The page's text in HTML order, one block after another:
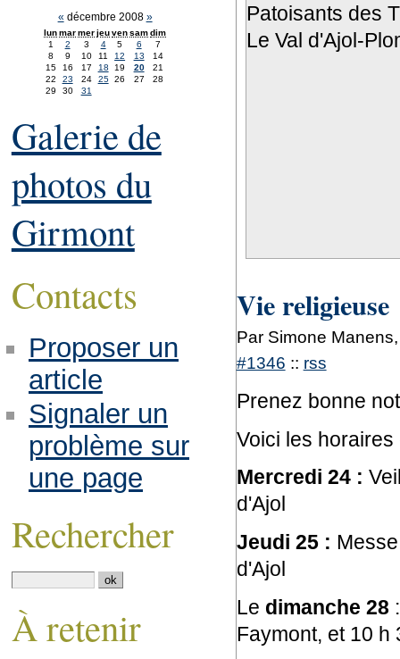
Patoisants des
Le Val d'Ajol-
Vie religieuse
Par Simone
#1346 :: rss
Prenez bonne
Voici les
Mercredi 24 :
d'Ajol
Jeudi 25 :
d'Ajol
Le dimanche 28
Faymont, et 10 h
« décembre 2008 »
lunmarmerjeuvensamdim
1
2 3 4 5 6
7
8
9 10 11 12 13
14
15
16 17 18 19 20
21
22
23 24 25 26 27
28
29
30 31
Galerie de
photos du
Girmont
Contacts
Proposer un
article
Signaler un
problème sur
une page
Rechercher
À retenir